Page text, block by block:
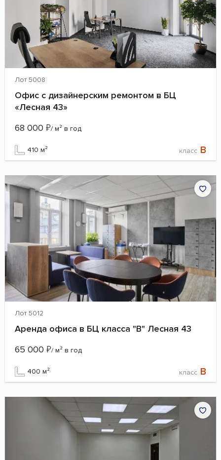
Лот 5008
Офис с дизайнерским ремонтом в БЦ
«Лесная 43»
68 000 ₽/ м² в год
410 м² класс B
Лот 5012
Аренда офиса в БЦ класса "B" Лесная 43
65 000 ₽/ м² в год
400 м² класс B